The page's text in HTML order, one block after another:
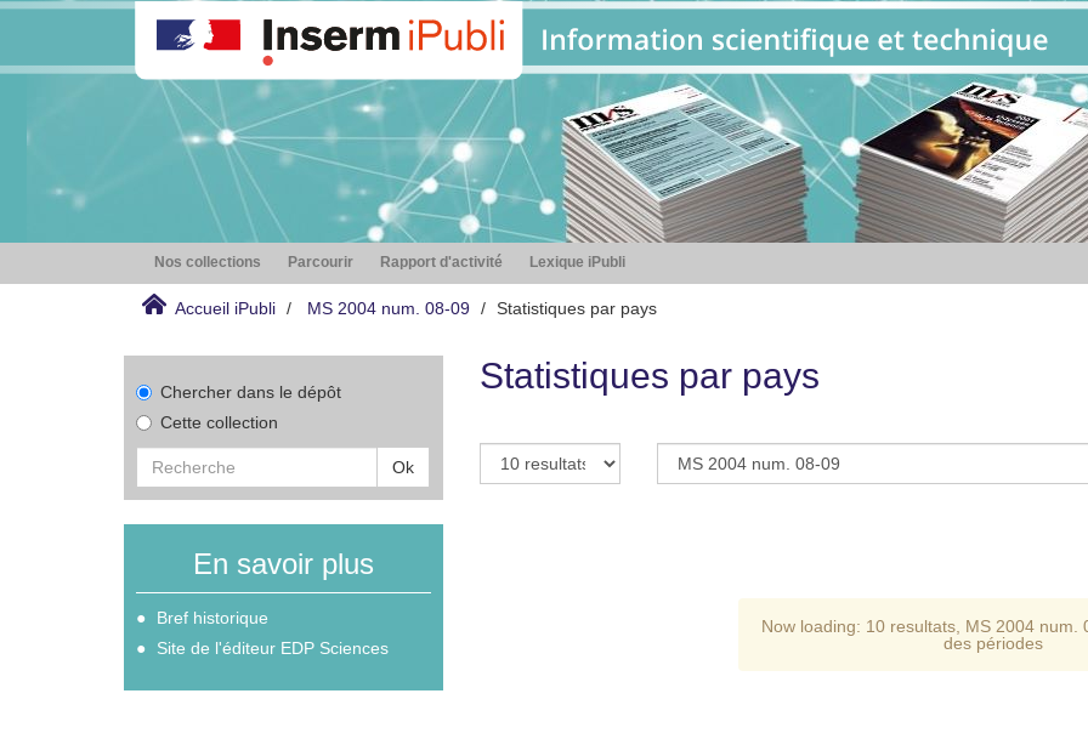
Nos collections Parcourir Rapport d'activité Lexique iPubli
Accueil iPubli MS 2004 num. 08-09 Statistiques par pays
Chercher dans le dépôt
Cette collection
Ok
En savoir plus
Bref historique
Site de l'éditeur EDP Sciences
Statistiques par pays
Now loading: 10 resultats MS 2004 num.
des périodes